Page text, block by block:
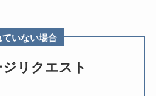
いない場合
リクエスト